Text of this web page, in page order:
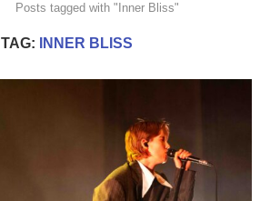
Posts tagged with "Inner Bliss"
TAG: INNER BLISS